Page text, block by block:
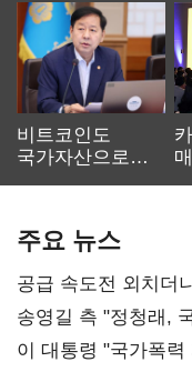
비트코인도
국가자산으로…'
주요 뉴스
공급 속도전 외치더
리모델링' 제안
송영길 측 "정청래,
총선 지휘 못해"
이 대통령 "국가폭